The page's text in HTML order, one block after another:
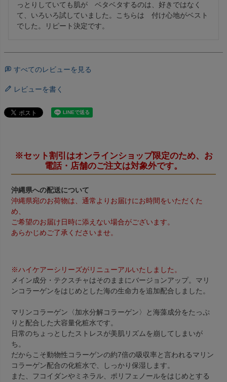
っとりしていても肌が　ベタベタするのは、好きではなく
て、いろいろ試していました。こちらは　付け心地がベスト
でした。リピート決定です。
すべてのレビューを見る
レビューを書く
※セット割引はオンラインショップ限定のため、お
電話・店舗のご注文は対象外です。
沖縄県への配送について
沖縄県宛のお荷物は、通常よりお届けにお時間をいただくた
め、
ご希望のお届け日時に添えない場合がございます。
あらかじめご了承くださいませ。
※ハイケアーシリーズがリニューアルいたしました。
メイン成分・テクスチャはそのままにバージョンアップ。マリ
ンコラーゲンをはじめとした海の生命力を追加配合しました。
マリンコラーゲン〈加水分解コラーゲン〉と海藻成分をたっぷ
りと配合した大容量化粧水です。
日常のちょっとしたストレスが美肌リズムを崩してしまいが
ち。
だからこそ動物性コラーゲンの約7倍の吸収率と言われるマリン
コラーゲン配合の化粧水で、しっかり保湿します。
また、フコイダンやミネラル、ポリフェノールをはじめとする